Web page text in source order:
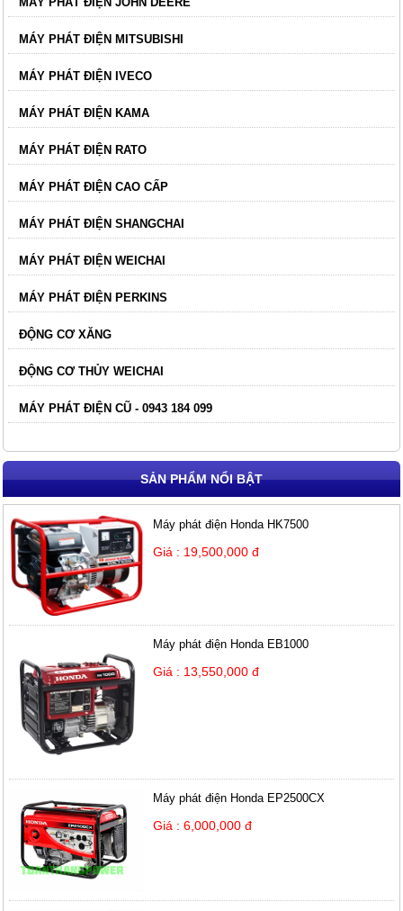
MÁY PHÁT ĐIỆN MITSUBISHI
MÁY PHÁT ĐIỆN IVECO
MÁY PHÁT ĐIỆN KAMA
MÁY PHÁT ĐIỆN RATO
MÁY PHÁT ĐIỆN CAO CẤP
MÁY PHÁT ĐIỆN SHANGCHAI
MÁY PHÁT ĐIỆN WEICHAI
MÁY PHÁT ĐIỆN PERKINS
ĐỘNG CƠ XĂNG
ĐỘNG CƠ THỦY WEICHAI
MÁY PHÁT ĐIỆN CŨ - 0943 184 099
SẢN PHẨM NỔI BẬT
Máy phát điện Honda HK7500
Giá : 19,500,000 đ
Máy phát điện Honda EB1000
Giá : 13,550,000 đ
Máy phát điện Honda EP2500CX
Giá : 6,000,000 đ